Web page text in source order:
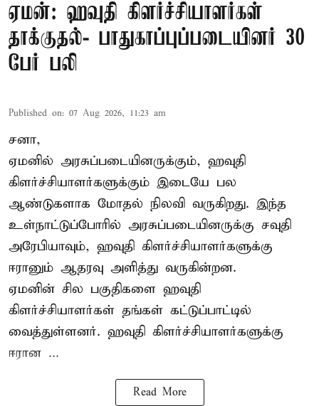
ஏமன்: ஹவுதி கிளர்ச்சியாளர்கள்
தாக்குதல்- பாதுகாப்புப்படையினர் 30
பேர் பலி
Published on: 07 Aug 2026, 11:23 am
சனா,
ஏமனில் அரசுப்படையினருக்கும், ஹவுதி
கிளர்ச்சியாளர்களுக்கும் இடையே பல
ஆண்டுகளாக மோதல் நிலவி வருகிறது. இந்த
உள்நாட்டுப்போரில் அரசுப்படையினருக்கு சவுதி
அரேபியாவும், ஹவுதி கிளர்ச்சியாளர்களுக்கு
ஈரானும் ஆதரவு அளித்து வருகின்றன.
ஏமனின் சில பகுதிகளை ஹவுதி
கிளர்ச்சியாளர்கள் தங்கள் கட்டுப்பாட்டில்
வைத்துள்ளனர். ஹவுதி கிளர்ச்சியாளர்களுக்கு
ஈரான ...
Read More